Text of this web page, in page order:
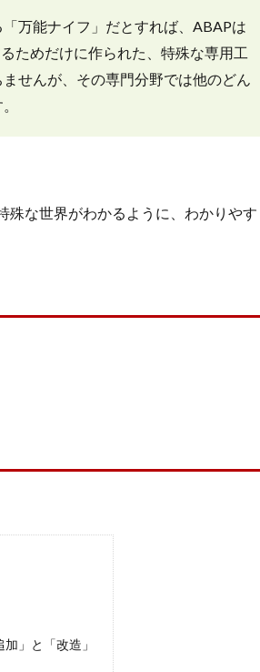
万能ナイフ」だとすれば、ABAPは
ためだけに作られた、特殊な専用工
せんが、その専門分野では他のどん
殊な世界がわかるように、わかりやす
」と「改造」